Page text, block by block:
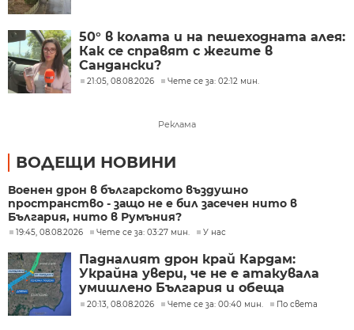
50° в колата и на пешеходната алея:
Как се справят с жегите в
Сандански?
21:05, 08.08.2026 Чете се за: 02:12 мин.
Реклама
ВОДЕЩИ НОВИНИ
Военен дрон в българското въздушно
пространство - защо не е бил засечен нито в
България, нито в Румъния?
19:45, 08.08.2026 Чете се за: 03:27 мин. У нас
Падналият дрон край Кардам:
Украйна увери, че не е атакувала
умишлено България и обеща
разследване
20:13, 08.08.2026 Чете се за: 00:40 мин. По света